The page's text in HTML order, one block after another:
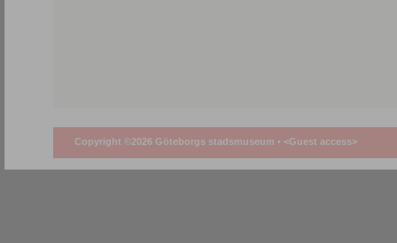
Copyright ©2026 Göteborgs stadsmuseum • <Guest access>